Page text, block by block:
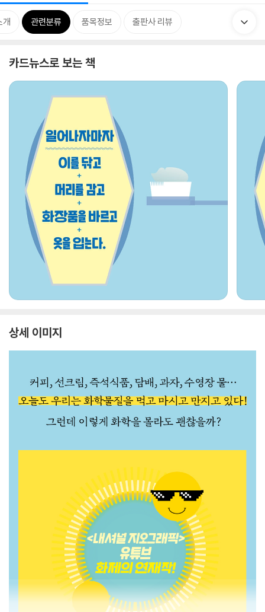
개 관련분류 품목정보 출판사 리뷰
카드뉴스로 보는 책
상세 이미지